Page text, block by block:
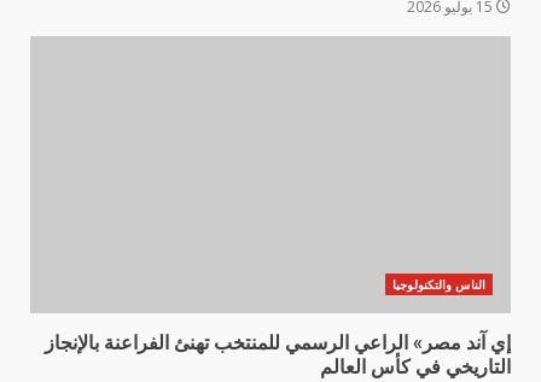
الناس والتكنولوجيا
إي آند مصر» الراعي الرسمي للمنتخب تهنئ الفراعنة بالإنجاز
التاريخي في كأس العالم